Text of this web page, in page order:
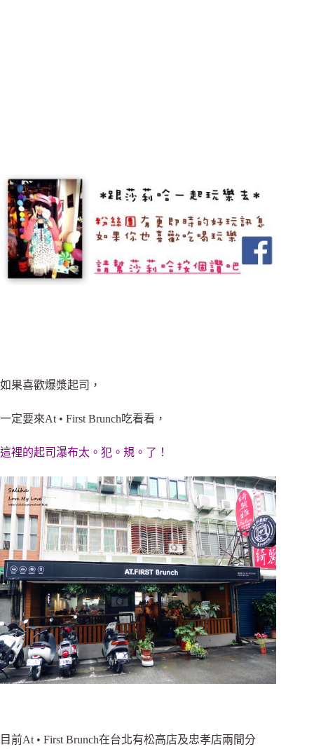
如果喜歡爆漿起司，
一定要來At • First Brunch吃看看，
這裡的起司瀑布太。犯。規。了！
目前At • First Brunch在台北有松高店及忠孝店兩間分